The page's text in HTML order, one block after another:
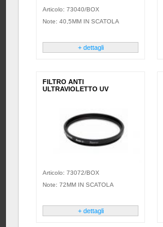
Articolo: 73040/BOX
Note: 40,5MM IN SCATOLA
+ dettagli
FILTRO ANTI
ULTRAVIOLETTO UV
Articolo: 73072/BOX
Note: 72MM IN SCATOLA
+ dettagli